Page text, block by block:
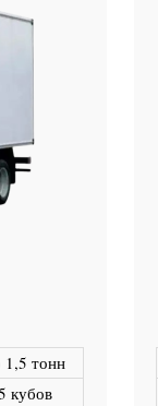
1,5 тонн
кубов